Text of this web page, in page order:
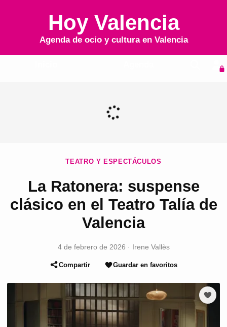
Hoy Valencia
Agenda de ocio y cultura en Valencia
TEATRO Y ESPECTÁCULOS
La Ratonera: suspense
clásico en el Teatro Talía de
Valencia
4 de febrero de 2026 · Irene Vallès
Compartir Guardar en favoritos